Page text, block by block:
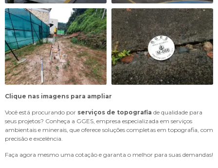
Clique nas imagens para ampliar
Você está procurando por serviços de topografia de qualidade para
seus projetos? Conheça a GGES, empresa especializada em serviços
ambientais e minerais, que oferece soluções completas em topografia, com
precisão e excelência.
Faça agora mesmo uma cotação e garanta o melhor para suas demandas!